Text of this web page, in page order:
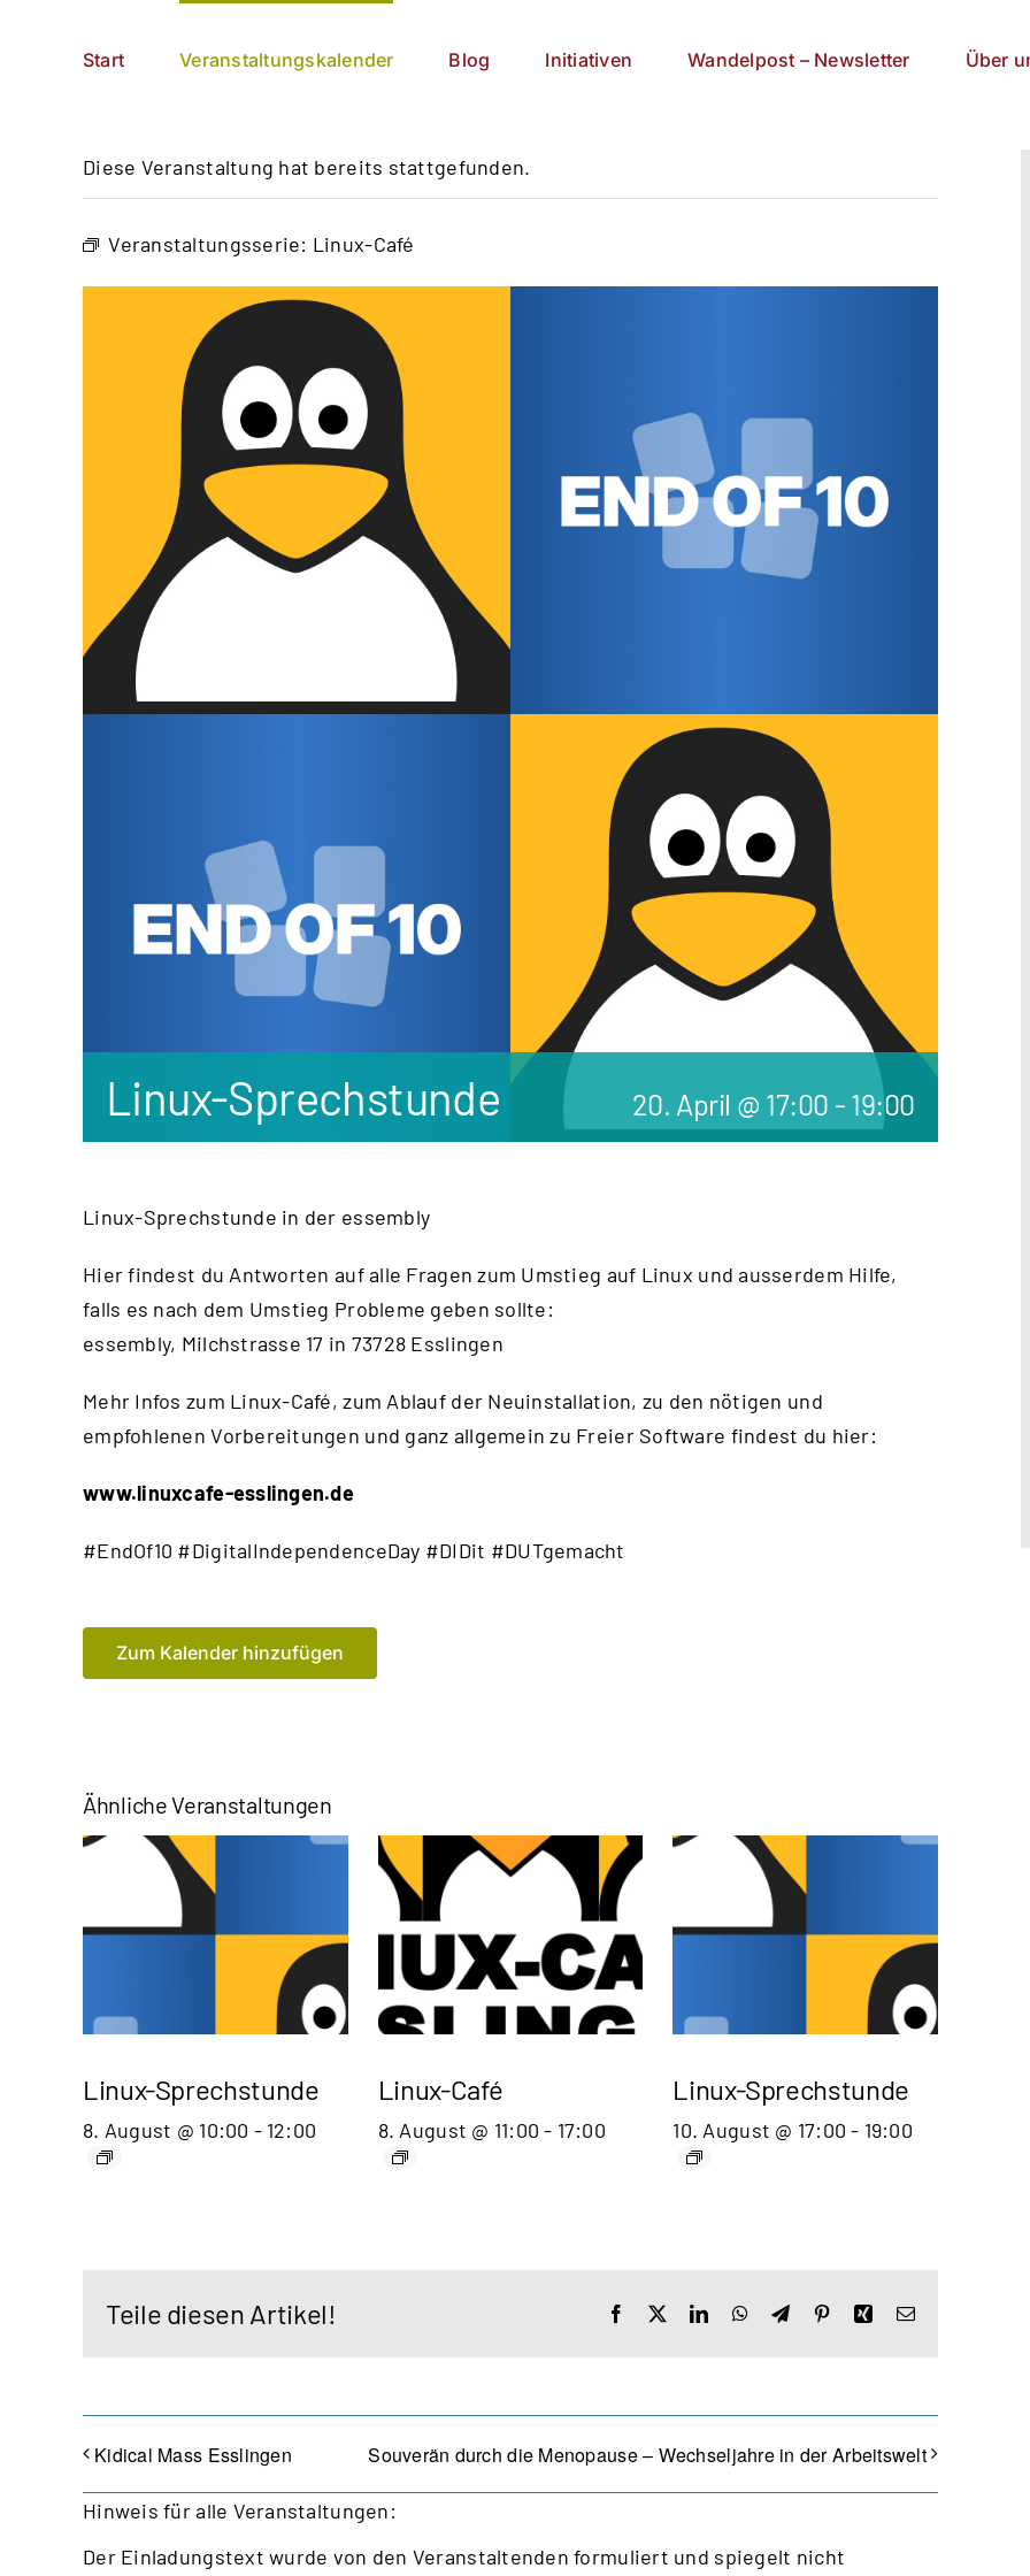
Start Veranstaltungskalender Blog Initiativen Wandelpost – Newsletter Über
Diese Veranstaltung hat bereits stattgefunden.
Veranstaltungsserie: Linux-Café
Linux-Sprechstunde 20. April @ 17:00 - 19:00
Linux-Sprechstunde in der essembly
Hier findest du Antworten auf alle Fragen zum Umstieg auf Linux und ausserdem Hilfe,
falls es nach dem Umstieg Probleme geben sollte:
essembly, Milchstrasse 17 in 73728 Esslingen
Mehr Infos zum Linux-Café, zum Ablauf der Neuinstallation, zu den nötigen und
empfohlenen Vorbereitungen und ganz allgemein zu Freier Software findest du hier:
www.linuxcafe-esslingen.de
#EndOf10 #DigitalIndependenceDay #DIDit #DUTgemacht
Zum Kalender hinzufügen
Ähnliche Veranstaltungen
Linux-Sprechstunde
8. August @ 10:00 - 12:00
Linux-Café
8. August @ 11:00 - 17:00
Linux-Sprechstunde
10. August @ 17:00 - 19:00
Teile diesen Artikel! Facebook LinkedInWhatsApp
TelegramPinterestXingE-
Kidical Mass Esslingen Souverän durch die Menopause – Wechseljahre in der Arbeitswelt
Hinweis für alle Veranstaltungen:
Der Einladungstext wurde von den Veranstaltenden formuliert und spiegelt nicht